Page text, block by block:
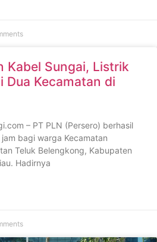
Kabel Sungai, Listrik
Dua Kecamatan di
– PT PLN (Persero) berhasil
bagi warga Kecamatan
Teluk Belengkong, Kabupaten
Hadirnya